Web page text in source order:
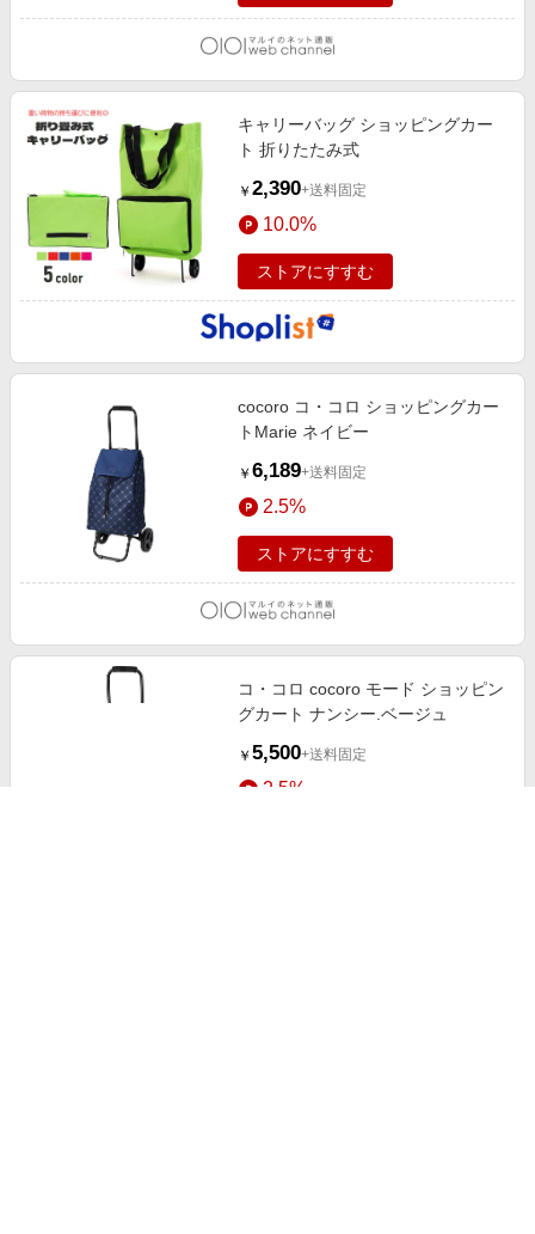
キャリーバッグ ショッピングカー
ト 折りたたみ式
￥ 2,390+送料固定
10.0%
ストアにすすむ
cocoro コ・コロ ショッピングカー
トMarie ネイビー
￥ 6,189+送料固定
2.5%
ストアにすすむ
コ・コロ cocoro モード ショッピン
グカート ナンシー.ベージュ
￥ 5,500+送料固定
2.5%